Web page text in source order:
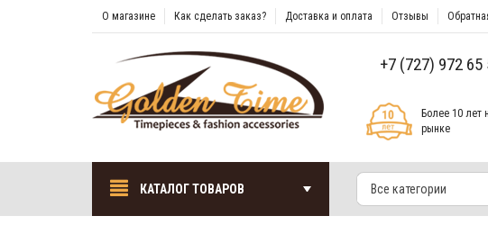
О магазине Как сделать заказ? Доставка и оплата Отзывы
+7 (727) 972 65
Более 10 лет
рынке
КАТАЛОГ ТОВАРОВ Все категории